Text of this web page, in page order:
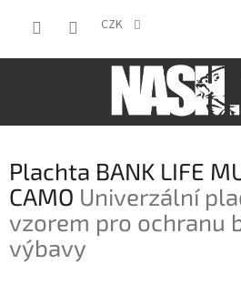
CZK
Plachta BANK LIFE
CAMO Univerzální
vzorem pro ochranu
výbavy